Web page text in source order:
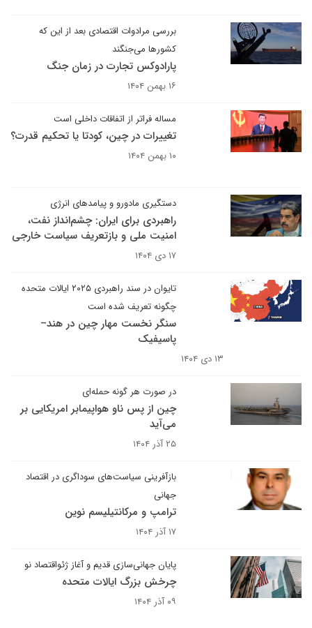
بررسی مرادوات اقتصادی بعد از این که
کشورها می‌جنگند
پارادوکس تجارت در زمان جنگ
۱۶ بهمن ۱۴۰۴
مساله فراتر از اتفاقات داخلی است
تغییرات در چین، کودتا یا تحکیم قدرت؟
۱۰ بهمن ۱۴۰۴
دستگیری مادورو و پیامدهای انرژی
راهبردی برای ایران: چشم‌انداز نفت،
امنیت ملی و بازتعریف سیاست خارجی
۱۷ دی ۱۴۰۴
تایوان در سند راهبردی ۲۰۲۵ ایالات متحده
چگونه تعریف شده است
سنگر نخست مهار چین در هند–
پاسیفیک
۱۳ دی ۱۴۰۴
در صورت هر گونه حمله‌ای
چین از پس ناو هواپیمابر امریکایی بر
می‌آید
۲۵ آذر ۱۴۰۴
بازآفرینی سیاست‌های سوداگری در اقتصاد
جهانی
ترامپ و مرکانتیلیسم نوین
۱۷ آذر ۱۴۰۴
پایان جهانی‌سازی قدیم و آغاز ژئو‌اقتصاد نو
چرخش بزرگ ایالات متحده
۰۹ آذر ۱۴۰۴